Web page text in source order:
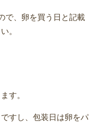
で、卵を買う日と記載
。
す。
すし、包装日は卵をパ